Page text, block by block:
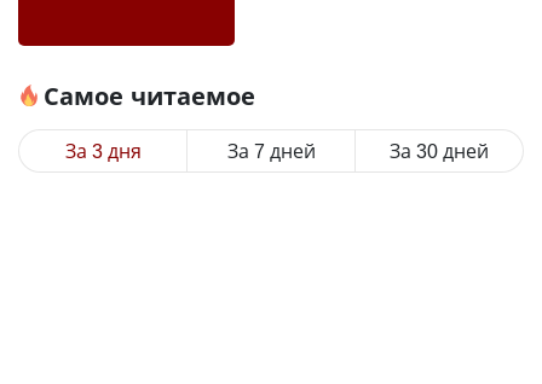
Самое читаемое
За 3 дня За 7 дней За 30 дней